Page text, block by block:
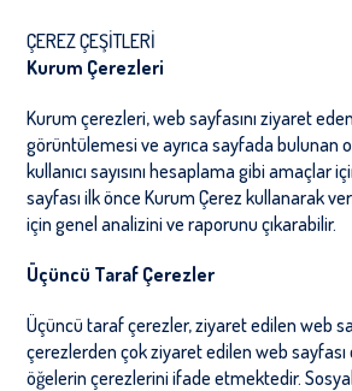
ÇEREZ ÇEŞİTLERİ
Kurum Çerezleri
Kurum çerezleri, web sayfasını ziyaret
görüntülemesi ve ayrıca sayfada bulunan
kullanıcı sayısını hesaplama gibi amaçlar
sayfası ilk önce Kurum Çerez kullanarak
için genel analizini ve raporunu çıkarabilir.
Üçüncü Taraf Çerezler
Üçüncü taraf çerezler, ziyaret edilen web
çerezlerden çok ziyaret edilen web sayfası
öğelerin çerezlerini ifade etmektedir.